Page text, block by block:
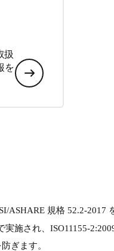
扱
を
規格 52.2-2017
施され、ISO11155-
ぎます。